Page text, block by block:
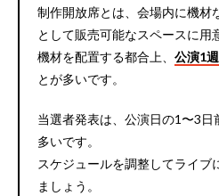
制作開放席とは、会場内に機材
として販売可能なスペースに用
機材を配置する都合上、 公演1
とが多いです。
当選者発表は、公演日の1〜3
多いです。
スケジュールを調整してライブ
ましょう。